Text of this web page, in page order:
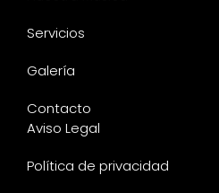
Servicios
Galería
Contacto
Aviso Legal
Política de privacidad